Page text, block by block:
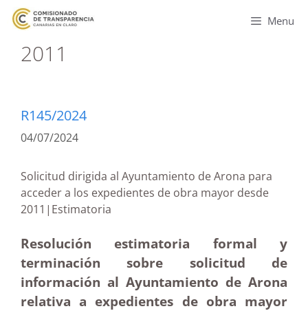
Menu
2011
R145/2024
04/07/2024
Solicitud dirigida al Ayuntamiento de Arona para
acceder a los expedientes de obra mayor desde
2011|Estimatoria
Resolución estimatoria formal y
terminación sobre solicitud de
información al Ayuntamiento de Arona
relativa a expedientes de obra mayor